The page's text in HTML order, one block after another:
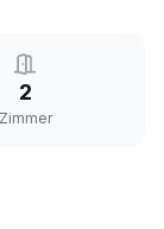
2
Zimmer